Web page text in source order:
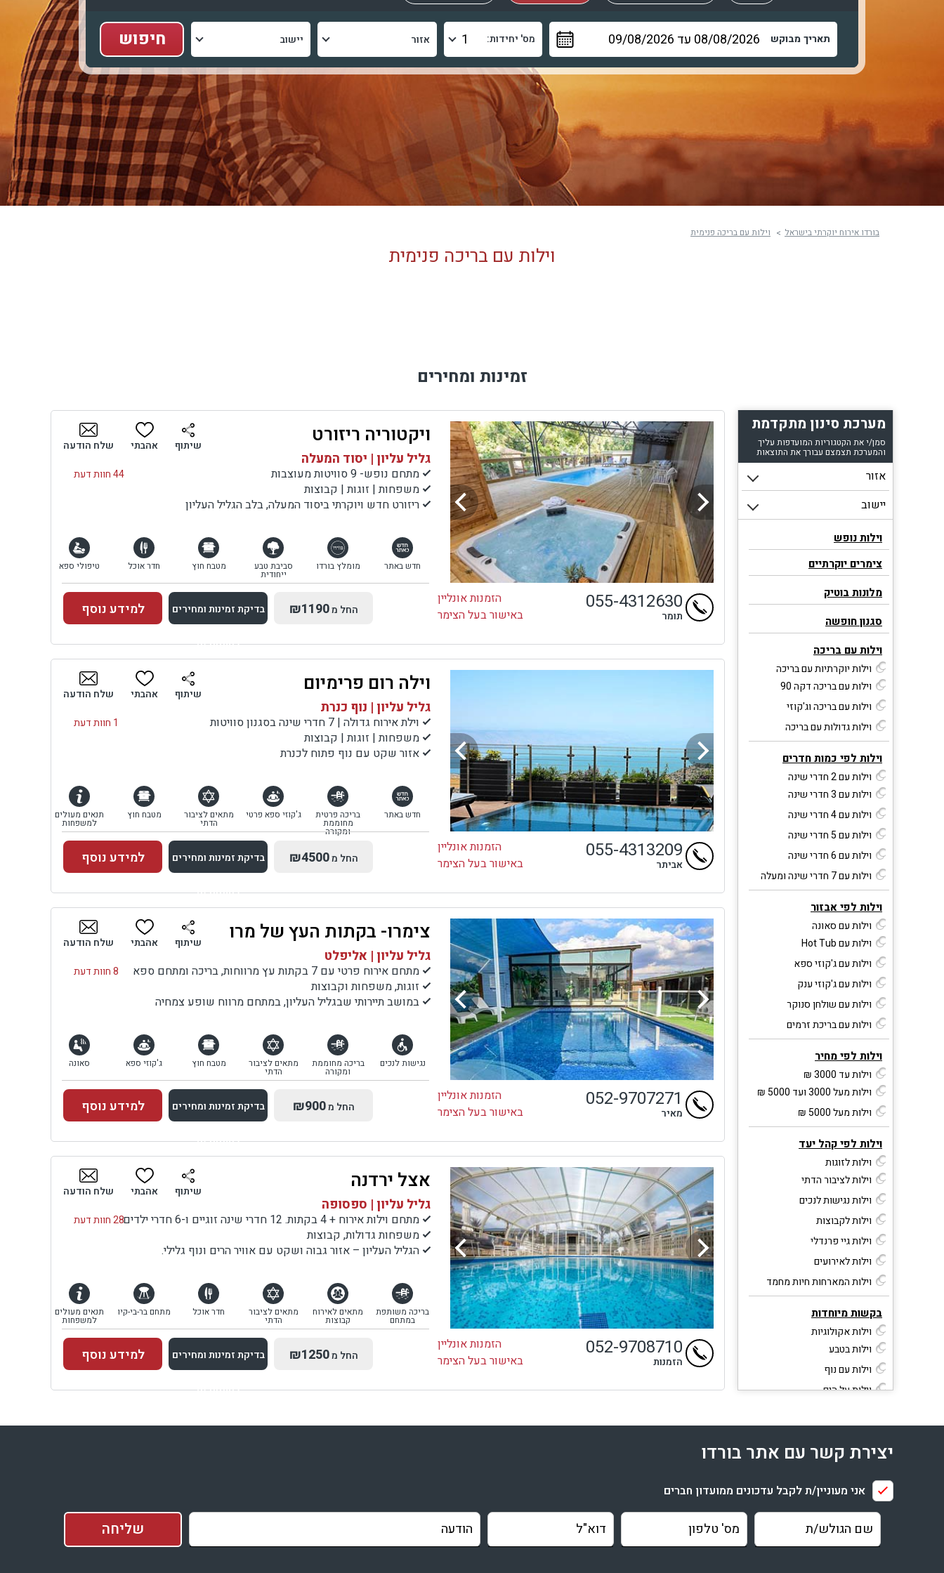
תאריך מבוקש מס' יחידות:
בורדו אירוח יוקרתי בישראל וילות עם בריכה פנימית
וילות עם בריכה פנימית
זמינות ומחירים
מערכת סינון מתקדמת
סמן/י את הקטגוריות המועדפות עליך
והמערכת תצמצם עבורך את התוצאות
וילות נופש
צימרים יוקרתיים
מלונות בוטיק
סגנון חופשה
וילות עם בריכה
וילות יוקרתיות עם בריכה
וילות עם בריכה דקה 90
וילות עם בריכה וג'קוזי
וילות גדולות עם בריכה
וילות לפי כמות חדרים
וילות עם 2 חדרי שינה
וילות עם 3 חדרי שינה
וילות עם 4 חדרי שינה
וילות עם 5 חדרי שינה
וילות עם 6 חדרי שינה
וילות עם 7 חדרי שינה ומעלה
וילות לפי אבזור
וילות עם סאונה
וילות עם Hot Tub
וילות עם ג'קוזי ספא
וילות עם ג'קוזי ענק
וילות עם שולחן סנוקר
וילות עם בריכת זרמים
וילות לפי מחיר
וילות עד 3000 ₪
וילות מעל 3000 ועד 5000 ₪
וילות מעל 5000 ₪
וילות לפי קהל יעד
וילות לזוגות
וילות לציבור הדתי
וילות נגישות לנכים
וילות לקבוצות
וילות גיי פרנדלי
וילות לאירועים
וילות המארחות חיות מחמד
בקשות מיוחדות
וילות אקולוגיות
וילות בטבע
וילות עם נוף
וילות על הים
וילות עם ספא וטיפולים
וילות ייחודיות
קטגוריות נוספות
וילות יוקרתיות במרכז
וילות יוקרתיות בצפון
ויקטוריה ריזורט
גליל עליון | יסוד המעלה
44 חוות דעת
מתחם נופש- 9 סוויטות מעוצבות
משפחות | זוגות | קבוצות
ריזורט חדש ויוקרתי ביסוד המעלה, בלב הגליל העליון
שיתוף אהבתי שלח הודעה
חדש באתר מומלץ בורדו סביבת טבע
ייחודית
מטבח חוץ חדר אוכל טיפולי ספא
הזמנות אונליין
באישור בעל הצימר
055-4312630
תומר החל מ₪1190 בדיקת זמינות ומחירים
למתחם זה
בדיקת זמינות ומחירים
למידע נוסף
וילה רום פרימיום
גליל עליון | נוף כנרת
1 חוות דעת
וילת אירוח גדולה | 7 חדרי שינה בסגנון סוויטות
משפחות | זוגות | קבוצות
אזור שקט עם נוף פתוח לכנרת
שיתוף אהבתי שלח הודעה
חדש באתר בריכה פרטית
מחוממת
ומקורה
ג'קוזי ספא פרטי מתאים לציבור
הדתי
מטבח חוץ תנאים מעולים
למשפחות
הזמנות אונליין
באישור בעל הצימר
055-4313209
אביתר החל מ₪4500 בדיקת זמינות ומחירים
למתחם זה
בדיקת זמינות ומחירים
למידע נוסף
צימרו- בקתות העץ של מרו
גליל עליון | אליפלט
8 חוות דעת
מתחם אירוח פרטי עם 7 בקתות עץ מרווחות, בריכה ומתחם ספא
זוגות, משפחות וקבוצות
במושב תיירותי שבגליל העליון, במתחם מרווח שופע צמחיה
שיתוף אהבתי שלח הודעה
נגישות לנכים בריכה מחוממת
ומקורה
מתאים לציבור
הדתי
מטבח חוץ ג'קוזי ספא סאונה
הזמנות אונליין
באישור בעל הצימר
052-9707271
מאיר החל מ₪900 בדיקת זמינות ומחירים
למתחם זה
בדיקת זמינות ומחירים
למידע נוסף
אצל ירדנה
גליל עליון | ספסופה
28 חוות דעת
מתחם וילות אירוח + 4 בקתות. 12 חדרי שינה זוגיים ו-6 חדרי ילדים
משפחות גדולות, קבוצות
הגליל העליון – אזור גבוה ושקט עם אוויר הרים ונוף גלילי.
שיתוף אהבתי שלח הודעה
בריכה משותפת
במתחם
מתאים לאירוח
קבוצות
מתאים לציבור
הדתי
חדר אוכל מתחם בר-בי-קיו תנאים מעולים
למשפחות
הזמנות אונליין
באישור בעל הצימר
052-9708710
הזמנות החל מ₪1250 בדיקת זמינות ומחירים
למתחם זה
בדיקת זמינות ומחירים
למידע נוסף
יצירת קשר עם אתר בורדו
אני מעוניין/ת לקבל עדכונים ממועדון חברים